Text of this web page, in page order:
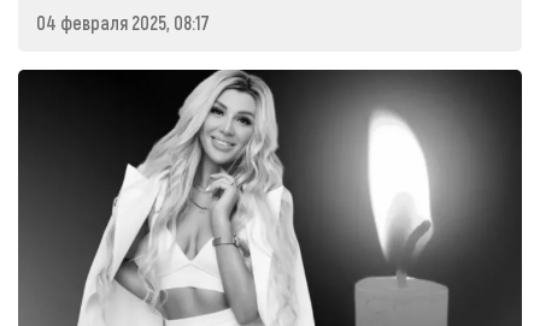
04 февраля 2025, 08:17